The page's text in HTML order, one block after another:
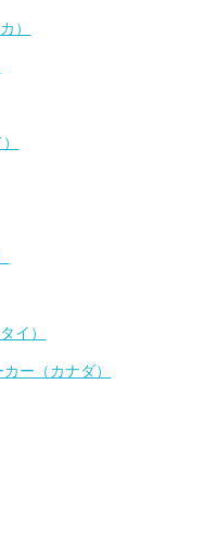
）
イ）
ー（カナダ）